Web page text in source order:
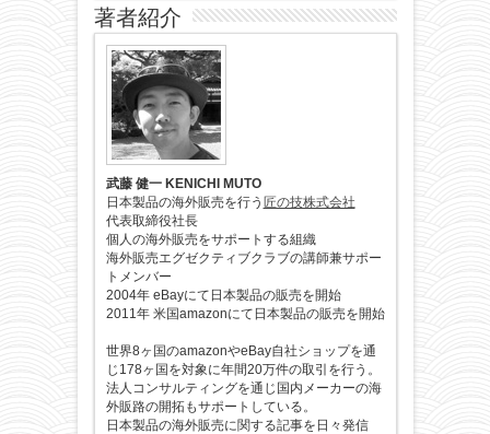
著者紹介
武藤 健一 KENICHI MUTO
日本製品の海外販売を行う 匠の技株式会社
代表取締役社長
個人の海外販売をサポートする組織
海外販売エグゼクティブクラブの講師兼サポー
トメンバー
2004年 eBayにて日本製品の販売を開始
2011年 米国amazonにて日本製品の販売を開始
世界8ヶ国のamazonやeBay自社ショップを通
じ178ヶ国を対象に年間20万件の取引を行う。
法人コンサルティングを通じ国内メーカーの海
外販路の開拓もサポートしている。
日本製品の海外販売に関する記事を日々発信